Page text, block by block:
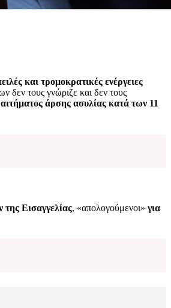
και τρομοκρατικές ενέργειες
δεν τους γνώριζε και δεν τους
άρσης ασυλίας κατά των 11
της Εισαγγελίας, «απολογούμενοι» για